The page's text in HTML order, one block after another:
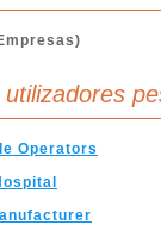
Operators